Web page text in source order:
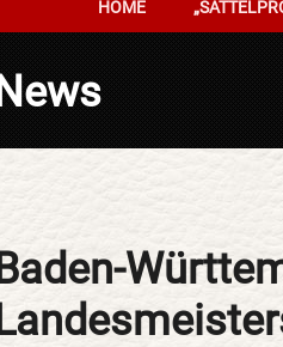
HOME
News
Baden-